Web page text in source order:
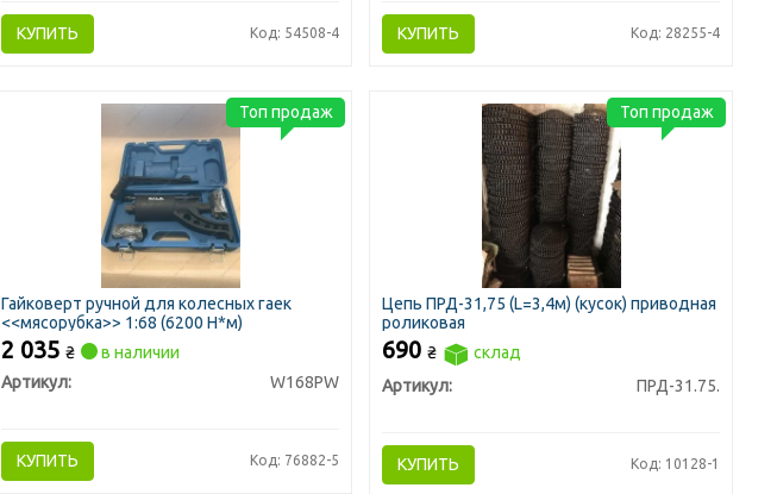
КУПИТЬ Код: 54508-4 КУПИТЬ Код: 28255-4
Гайковерт ручной для колесных гаек
<<мясорубка>> 1:68 (6200 Н*м)
2 035₴
в наличии
Артикул:
W168PW
КУПИТЬ Код: 76882-5
Топ продаж
Цепь ПРД-31,75 (L=3,4м) (кусок) приводная
роликовая
690₴
склад
Артикул:
ПРД-31.75.
КУПИТЬ Код: 10128-1
Топ продаж